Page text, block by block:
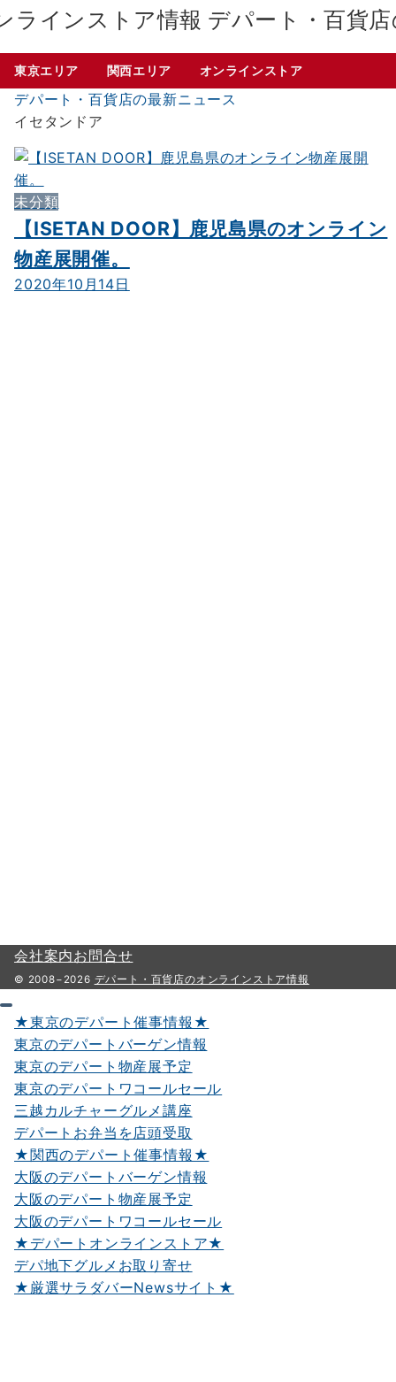
デパート・百貨
東京エリア 関西エリア オンラインストア
デパート・百貨店の最新ニュース
イセタンドア
未分類
【ISETAN DOOR】鹿児島県のオンライン
物産展開催。
2020年10月14日
会社案内お問合せ
© 2008−2026 デパート・百貨店のオンラインストア情報
★東京のデパート催事情報★
東京のデパートバーゲン情報
東京のデパート物産展予定
東京のデパートワコールセール
三越カルチャーグルメ講座
デパートお弁当を店頭受取
★関西のデパート催事情報★
大阪のデパートバーゲン情報
大阪のデパート物産展予定
大阪のデパートワコールセール
★デパートオンラインストア★
デパ地下グルメお取り寄せ
★厳選サラダバーNewsサイト★